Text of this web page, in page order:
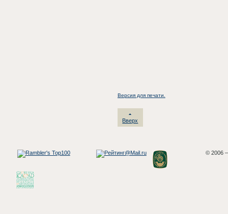
Версия для печати.
Вверх
© 2006